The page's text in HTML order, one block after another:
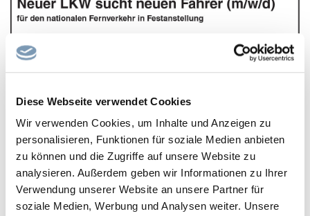
Diese Webseite verwendet Cookies
Wir verwenden Cookies, um Inhalte und Anzeigen zu
personalisieren, Funktionen für soziale Medien anbieten
zu können und die Zugriffe auf unsere Website zu
analysieren. Außerdem geben wir Informationen zu Ihrer
Verwendung unserer Website an unsere Partner für
soziale Medien, Werbung und Analysen weiter. Unsere